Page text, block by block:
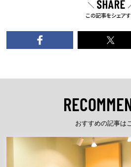
おすすめの記事は